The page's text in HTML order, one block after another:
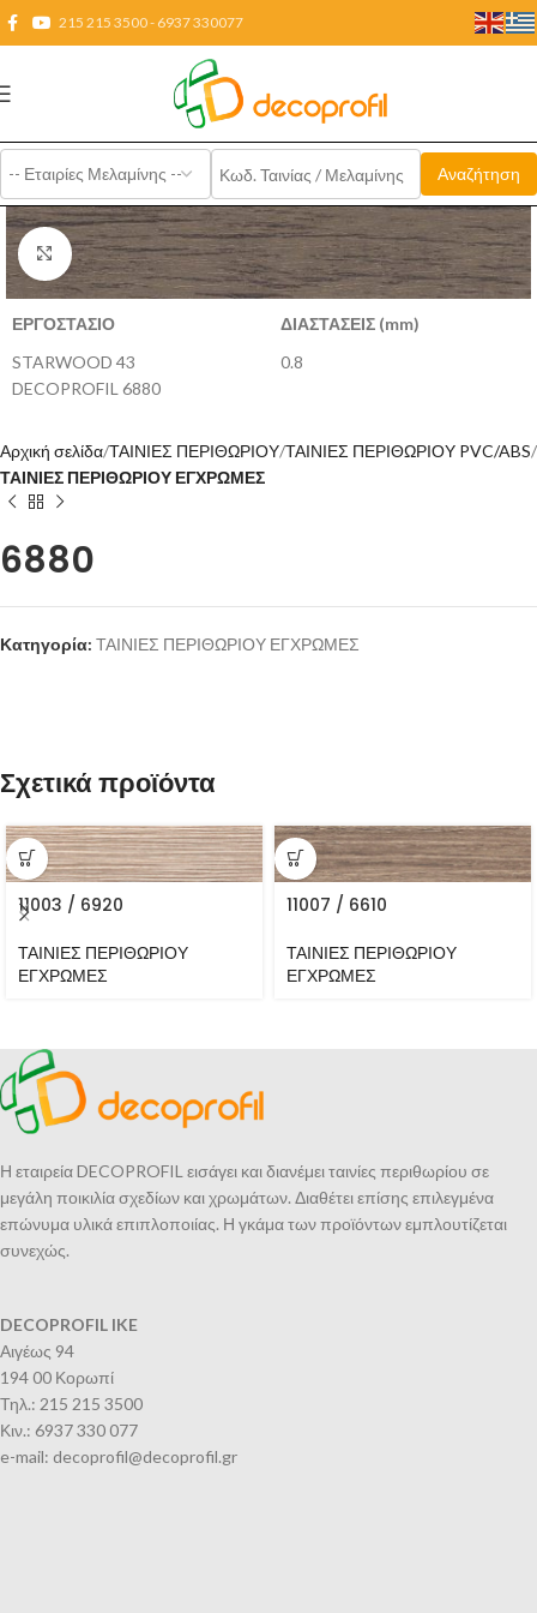
215 215 3500 - 6937 330077
Click to enlarge
ΕΡΓΟΣΤΑΣΙΟ
STARWOOD 43
DECOPROFIL 6880
ΔΙΑΣΤΑΣΕΙΣ (mm)
0.8
Αρχική σελίδα ΤΑΙΝΙΕΣ ΠΕΡΙΘΩΡΙΟΥ ΤΑΙΝΙΕΣ ΠΕΡΙΘΩΡΙΟΥ PVC/ABS
ΤΑΙΝΙΕΣ ΠΕΡΙΘΩΡΙΟΥ ΕΓΧΡΩΜΕΣ
6880
Κατηγορία: ΤΑΙΝΙΕΣ ΠΕΡΙΘΩΡΙΟΥ ΕΓΧΡΩΜΕΣ
Σχετικά προϊόντα
11003 / 6920
ΤΑΙΝΙΕΣ ΠΕΡΙΘΩΡΙΟΥ
ΕΓΧΡΩΜΕΣ
11007 / 6610
ΤΑΙΝΙΕΣ ΠΕΡΙΘΩΡΙΟΥ
ΕΓΧΡΩΜΕΣ
Η εταιρεία DECOPROFIL εισάγει και διανέμει ταινίες περιθωρίου σε
μεγάλη ποικιλία σχεδίων και χρωμάτων. Διαθέτει επίσης επιλεγμένα
επώνυμα υλικά επιπλοποιίας. Η γκάμα των προϊόντων εμπλουτίζεται
συνεχώς.
DECOPROFIL IKE
Αιγέως 94
194 00 Κορωπί
Τηλ.: 215 215 3500
Κιν.: 6937 330 077
e-mail: decoprofil@decoprofil.gr